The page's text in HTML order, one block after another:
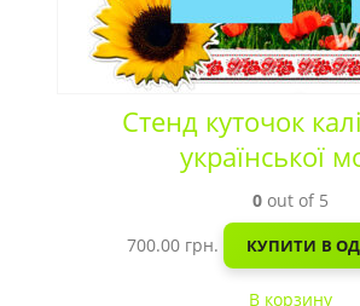
Стенд куточок
української
0out of 5
700.00 грн. КУПИТИ В
В корзину